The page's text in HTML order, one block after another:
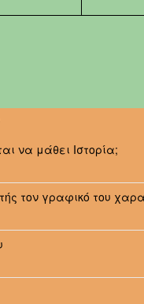
να μάθει Ιστορία;
τον γραφικό του